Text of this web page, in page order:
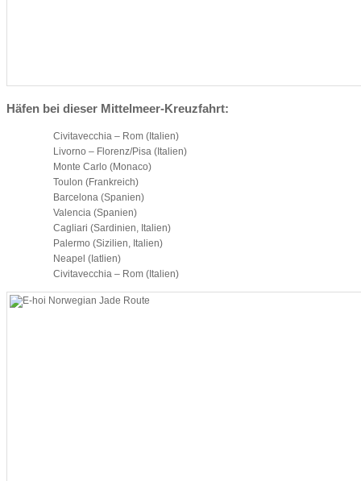
Häfen bei dieser Mittelmeer-Kreuzfahrt:
Civitavecchia – Rom (Italien)
Livorno – Florenz/Pisa (Italien)
Monte Carlo (Monaco)
Toulon (Frankreich)
Barcelona (Spanien)
Valencia (Spanien)
Cagliari (Sardinien, Italien)
Palermo (Sizilien, Italien)
Neapel (Iatlien)
Civitavecchia – Rom (Italien)